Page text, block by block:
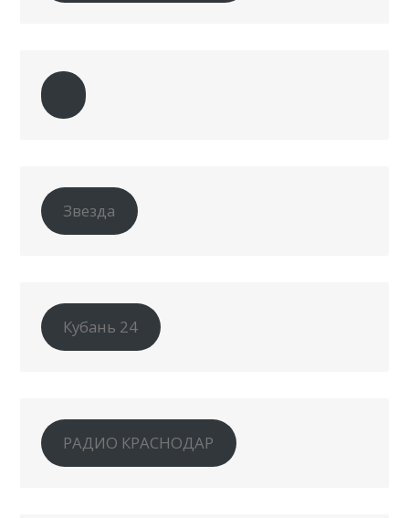
Звезда
Кубань 24
РАДИО КРАСНОДАР